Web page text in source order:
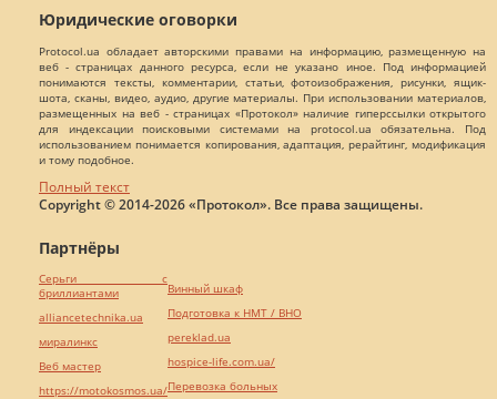
Юридические оговорки
Protocol.ua обладает авторскими правами на информацию, размещенную на
веб - страницах данного ресурса, если не указано иное. Под информацией
понимаются тексты, комментарии, статьи, фотоизображения, рисунки, ящик-
шота, сканы, видео, аудио, другие материалы. При использовании материалов,
размещенных на веб - страницах «Протокол» наличие гиперссылки открытого
для индексации поисковыми системами на protocol.ua обязательна. Под
использованием понимается копирования, адаптация, рерайтинг, модификация
и тому подобное.
Полный текст
Copyright © 2014-2026 «Протокол». Все права защищены.
Партнёры
Серьги с
бриллиантами
alliancetechnika.ua
миралинкс
Веб мастер
https://motokosmos.ua/
Винный шкаф
Подготовка к НМТ / ВНО
pereklad.ua
hospice-life.com.ua/
Перевозка больных